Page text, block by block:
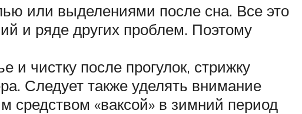
или выделениями после сна. Все это
и ряде других проблем. Поэтому
чистку после прогулок, стрижку
Следует также уделять внимание
средством «ваксой» в зимний период